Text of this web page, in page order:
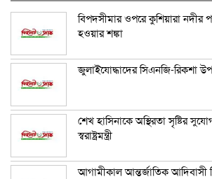
বিপদসীমার ওপরে কুশিয়ারা নদীর
হওয়ার শঙ্কা
জুলাইযোদ্ধাদের সিএনজি-রিকশা
শেখ হাসিনাকে অস্থিরতা সৃষ্টির
স্বরাষ্ট্রমন্ত্রী
আগামীকাল আন্তর্জাতিক আদিবাসী